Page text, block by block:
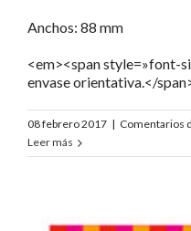
Anchos: 88 mm
<em><span style=»font-
envase orientativa.</
08 febrero 2017 | Comentarios
Leer más